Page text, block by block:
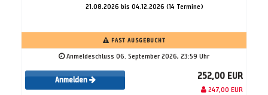
21.08.2026 bis 04.12.2026 (14 Termine)
FAST AUSGEBUCHT
Anmeldeschluss 06. September 2026, 23:59 Uhr
Anmelden 252,00 EUR
247,00 EUR